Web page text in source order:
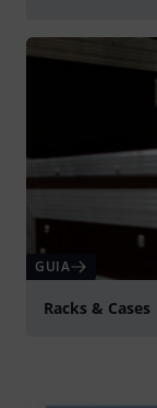
GUIA
Racks & Cases